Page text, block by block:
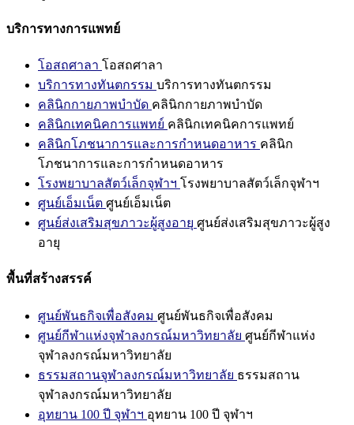
บริการทางการแพทย์
โอสถศาลา โอสถศาลา
บริการทางทันตกรรม บริการทางทันตกรรม
คลินิกกายภาพบำบัด คลินิกกายภาพบำบัด
คลินิกเทคนิคการแพทย์ คลินิกเทคนิคการแพทย์
คลินิกโภชนาการและการกำหนดอาหาร คลินิก
โภชนาการและการกำหนดอาหาร
โรงพยาบาลสัตว์เล็กจุฬาฯ โรงพยาบาลสัตว์เล็กจุฬาฯ
ศูนย์เอ็มเน็ต ศูนย์เอ็มเน็ต
ศูนย์ส่งเสริมสุขภาวะผู้สูงอายุ ศูนย์ส่งเสริมสุขภาวะผู้สูง
อายุ
พื้นที่สร้างสรรค์
ศูนย์พันธกิจเพื่อสังคม ศูนย์พันธกิจเพื่อสังคม
ศูนย์กีฬาแห่งจุฬาลงกรณ์มหาวิทยาลัย ศูนย์กีฬาแห่ง
จุฬาลงกรณ์มหาวิทยาลัย
ธรรมสถานจุฬาลงกรณ์มหาวิทยาลัย ธรรมสถาน
จุฬาลงกรณ์มหาวิทยาลัย
อุทยาน 100 ปี จุฬาฯ อุทยาน 100 ปี จุฬาฯ